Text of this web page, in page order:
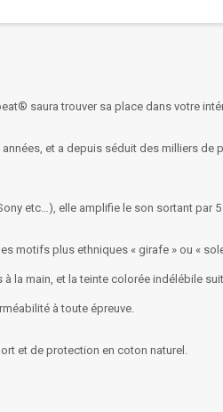
saura trouver sa place dans votre
et a depuis séduit des milliers
etc…), elle amplifie le son sortant par
motifs plus ethniques « girafe » ou «
la main, et la teinte colorée indélébile
à toute épreuve.
et de protection en coton naturel.